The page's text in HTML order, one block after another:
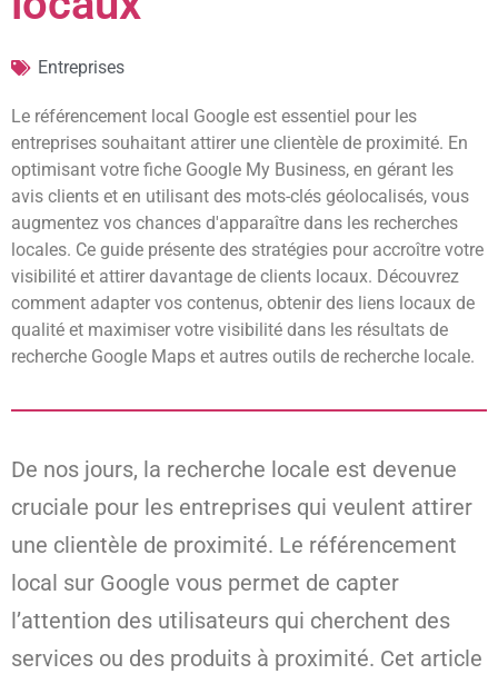
Entreprises
Le référencement local Google est essentiel pour les
entreprises souhaitant attirer une clientèle de proximité. En
optimisant votre fiche Google My Business, en gérant les
avis clients et en utilisant des mots-clés géolocalisés, vous
augmentez vos chances d'apparaître dans les recherches
locales. Ce guide présente des stratégies pour accroître votre
visibilité et attirer davantage de clients locaux. Découvrez
comment adapter vos contenus, obtenir des liens locaux de
qualité et maximiser votre visibilité dans les résultats de
recherche Google Maps et autres outils de recherche locale.
De nos jours, la recherche locale est devenue
cruciale pour les entreprises qui veulent attirer
une clientèle de proximité. Le référencement
local sur Google vous permet de capter
l’attention des utilisateurs qui cherchent des
services ou des produits à proximité. Cet article